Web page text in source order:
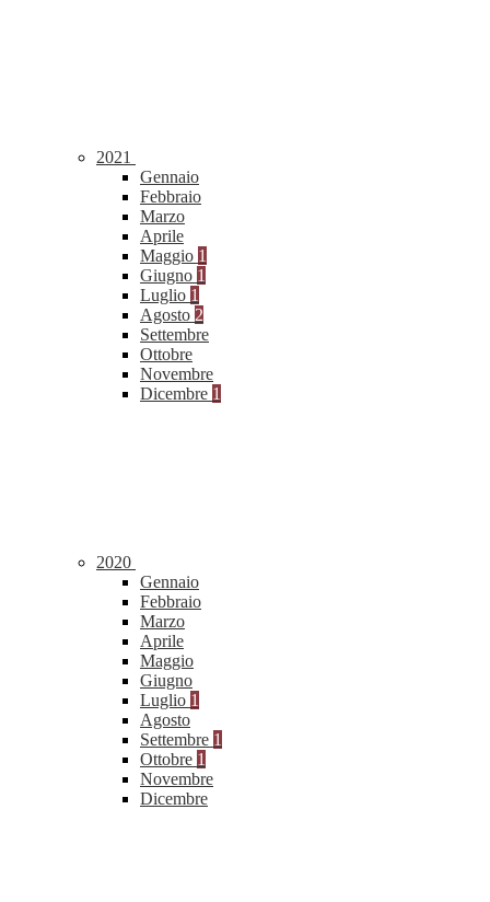
2021
Gennaio
Febbraio
Marzo
Aprile
Maggio 1
Giugno 1
Luglio 1
Agosto 2
Settembre
Ottobre
Novembre
Dicembre 1
2020
Gennaio
Febbraio
Marzo
Aprile
Maggio
Giugno
Luglio 1
Agosto
Settembre 1
Ottobre 1
Novembre
Dicembre